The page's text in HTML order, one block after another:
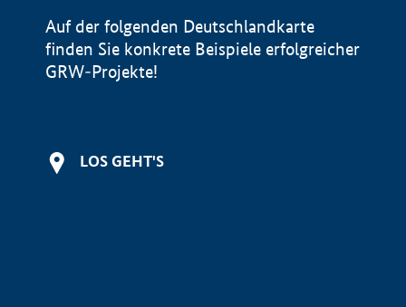
Auf der folgenden Deutschlandkarte
finden Sie konkrete Beispiele erfolgreicher
GRW-Projekte!
LOS GEHT'S